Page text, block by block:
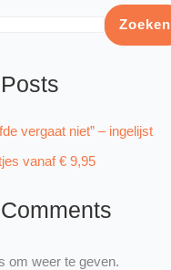
Zoeken
vergaat niet” – ingelijst
vanaf € 9,95
om weer te geven.